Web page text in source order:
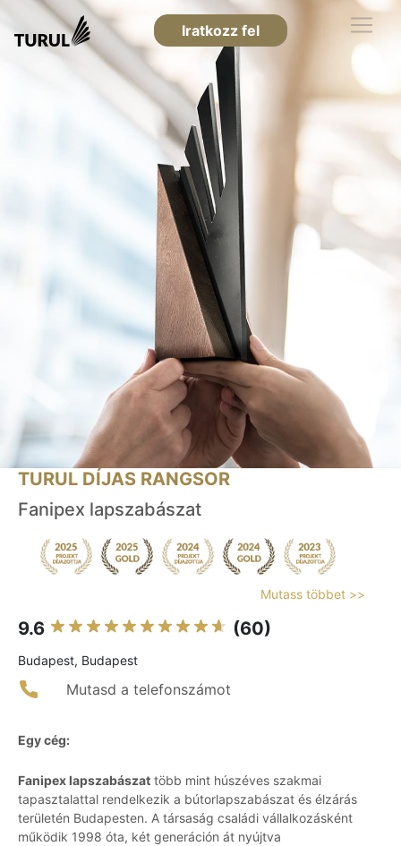
Iratkozz fel
TURUL DÍJAS RANGSOR
Fanipex lapszabászat
Mutass többet >>
9.6 (60)
Budapest, Budapest
Mutasd a telefonszámot
Egy cég:
Fanipex lapszabászat több mint húszéves szakmai
tapasztalattal rendelkezik a bútorlapszabászat és élzárás
területén Budapesten. A társaság családi vállalkozásként
működik 1998 óta, két generáción át nyújtva